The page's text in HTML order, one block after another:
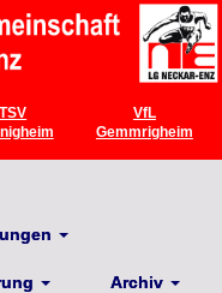
TSV
VfL
Gemmrigheim
Archiv